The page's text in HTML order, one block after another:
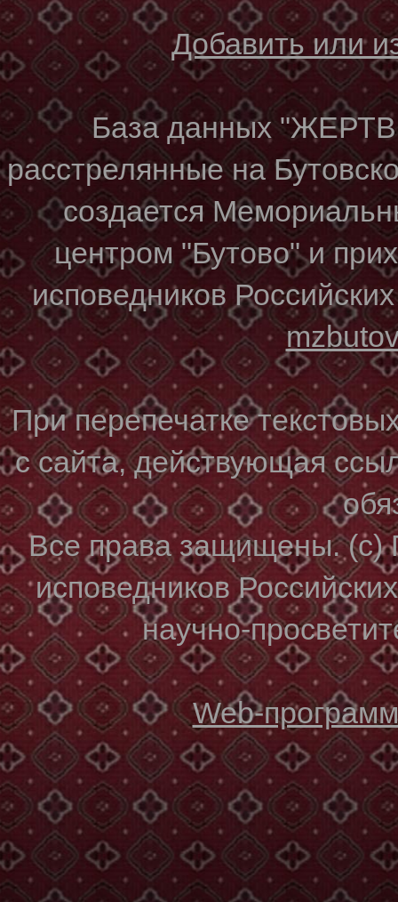
Добавить или
База данных
расстрелянные на
создается
центром "Бутово" и
исповедников
При перепечатке
с сайта, действующая
Все права защищены. (с)
исповедников
научно-
Web-